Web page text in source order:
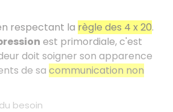
respectant la règle des 4 x 20.
est primordiale, c'est
doit soigner son apparence
de sa communication non
besoin